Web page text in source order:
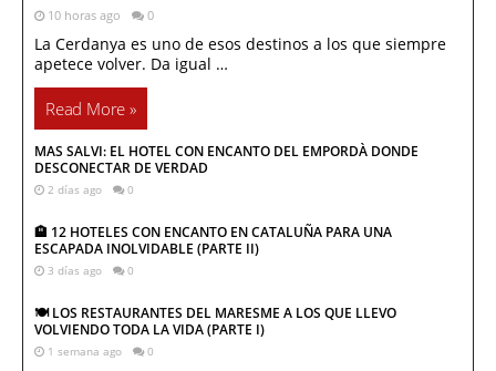
10 horas ago 0
La Cerdanya es uno de esos destinos a los que siempre
apetece volver. Da igual …
Read More »
MAS SALVI: EL HOTEL CON ENCANTO DEL EMPORDÀ DONDE
DESCONECTAR DE VERDAD
2 días ago 0
🏨 12 HOTELES CON ENCANTO EN CATALUÑA PARA UNA
ESCAPADA INOLVIDABLE (PARTE II)
3 días ago 0
🍽️ LOS RESTAURANTES DEL MARESME A LOS QUE LLEVO
VOLVIENDO TODA LA VIDA (PARTE I)
1 semana ago 0